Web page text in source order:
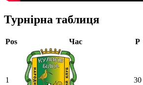
Турнірна таблиця
Pos Час P
1 30